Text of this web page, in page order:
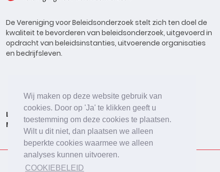
Wij maken op deze website gebruik van
cookies. Door op 'Ja' te klikken geeft u
toestemming om deze cookies te plaatsen.
Wilt u dit niet, dan plaatsen we alleen
beperkte cookies waarmee we alleen
analyses kunnen uitvoeren.
COOKIEBELEID
De Vereniging voor Beleidsonderzoek stelt zich ten doel de
kwaliteit te bevorderen van beleidsonderzoek, uitgevoerd in
opdracht van beleidsinstanties, uitvoerende organisaties
en bedrijfsleven.
Lid worden Onderzoeken Agenda
Vacatures
Meldpunt Beleidsonderzoek Online